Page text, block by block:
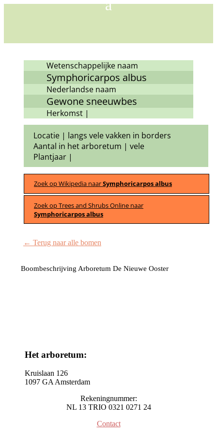
Wetenschappelijke naam
Symphoricarpos albus
Nederlandse naam
Gewone sneeuwbes
Herkomst |
Locatie | langs vele vakken in borders
Aantal in het arboretum | vele
Plantjaar |
Zoek op Wikipedia naarSymphoricarpos albus
Zoek op Trees and Shrubs Online naar
Symphoricarpos albus
← Terug naar alle bomen
Boombeschrijving Arboretum De Nieuwe Ooster
Het arboretum:
Kruislaan 126
1097 GA Amsterdam
Rekeningnummer:
NL 13 TRIO 0321 0271 24
Contact